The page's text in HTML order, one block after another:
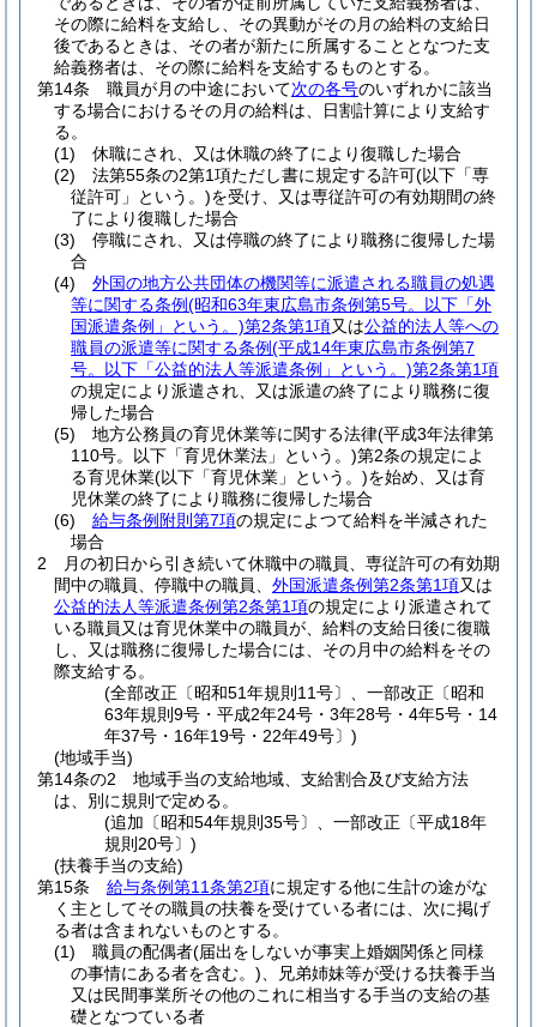
その際に給料を支給し、その異動がその月の給料の支給日
後であるときは、その者が新たに所属することとなつた支
給義務者は、その際に給料を支給するものとする。
第14条
職員が月の中途において次の各号のいずれかに該当
する場合におけるその月の給料は、日割計算により支給す
る。
(1)
休職にされ、又は休職の終了により復職した場合
(2)
法第55条の2第1項ただし書に規定する許可(以下「専
従許可」という。)を受け、又は専従許可の有効期間の終
了により復職した場合
(3)
停職にされ、又は停職の終了により職務に復帰した場
合
(4)
外国の地方公共団体の機関等に派遣される職員の処遇
等に関する条例(昭和63年東広島市条例第5号。以下「外
国派遣条例」という。)第2条第1項又は公益的法人等への
職員の派遣等に関する条例(平成14年東広島市条例第7
号。以下「公益的法人等派遣条例」という。)第2条第1項
の規定により派遣され、又は派遣の終了により職務に復
帰した場合
(5)
地方公務員の育児休業等に関する法律(平成3年法律第
110号。以下「育児休業法」という。)第2条の規定によ
る育児休業(以下「育児休業」という。)を始め、又は育
児休業の終了により職務に復帰した場合
(6)
給与条例附則第7項の規定によつて給料を半減された
場合
2
月の初日から引き続いて休職中の職員、専従許可の有効期
間中の職員、停職中の職員、 外国派遣条例第2条第1項又は
公益的法人等派遣条例第2条第1項の規定により派遣されて
いる職員又は育児休業中の職員が、給料の支給日後に復職
し、又は職務に復帰した場合には、その月中の給料をその
際支給する。
(全部改正〔昭和51年規則11号〕、一部改正〔昭和
63年規則9号・平成2年24号・3年28号・4年5号・14
年37号・16年19号・22年49号〕)
(地域手当)
第14条の2
地域手当の支給地域、支給割合及び支給方法
は、別に規則で定める。
(追加〔昭和54年規則35号〕、一部改正〔平成18年
規則20号〕)
(扶養手当の支給)
第15条
給与条例第11条第2項に規定する他に生計の途がな
く主としてその職員の扶養を受けている者には、次に掲げ
る者は含まれないものとする。
(1)
職員の配偶者(届出をしないが事実上婚姻関係と同様
の事情にある者を含む。) 、兄弟姉妹等が受ける扶養手当
又は民間事業所その他のこれに相当する手当の支給の基
礎となつている者